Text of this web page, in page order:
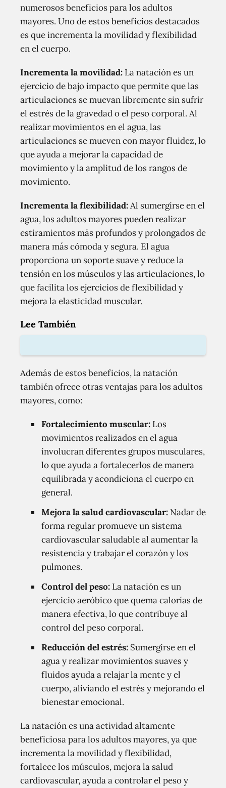
numerosos beneficios para los adultos
mayores. Uno de estos beneficios destacados
es que incrementa la movilidad y flexibilidad
en el cuerpo.
Incrementa la movilidad: La natación es un
ejercicio de bajo impacto que permite que las
articulaciones se muevan libremente sin sufrir
el estrés de la gravedad o el peso corporal. Al
realizar movimientos en el agua, las
articulaciones se mueven con mayor fluidez, lo
que ayuda a mejorar la capacidad de
movimiento y la amplitud de los rangos de
movimiento.
Incrementa la flexibilidad:Al sumergirse en el
agua, los adultos mayores pueden realizar
estiramientos más profundos y prolongados de
manera más cómoda y segura. El agua
proporciona un soporte suave y reduce la
tensión en los músculos y las articulaciones, lo
que facilita los ejercicios de flexibilidad y
mejora la elasticidad muscular.
Lee También
Además de estos beneficios, la natación
también ofrece otras ventajas para los adultos
mayores, como:
Fortalecimiento muscular: Los
movimientos realizados en el agua
involucran diferentes grupos musculares,
lo que ayuda a fortalecerlos de manera
equilibrada y acondiciona el cuerpo en
general.
Mejora la salud cardiovascular: Nadar de
forma regular promueve un sistema
cardiovascular saludable al aumentar la
resistencia y trabajar el corazón y los
pulmones.
Control del peso: La natación es un
ejercicio aeróbico que quema calorías de
manera efectiva, lo que contribuye al
control del peso corporal.
Reducción del estrés: Sumergirse en el
agua y realizar movimientos suaves y
fluidos ayuda a relajar la mente y el
cuerpo, aliviando el estrés y mejorando el
bienestar emocional.
La natación es una actividad altamente
beneficiosa para los adultos mayores, ya que
incrementa la movilidad y flexibilidad,
fortalece los músculos, mejora la salud
cardiovascular, ayuda a controlar el peso y